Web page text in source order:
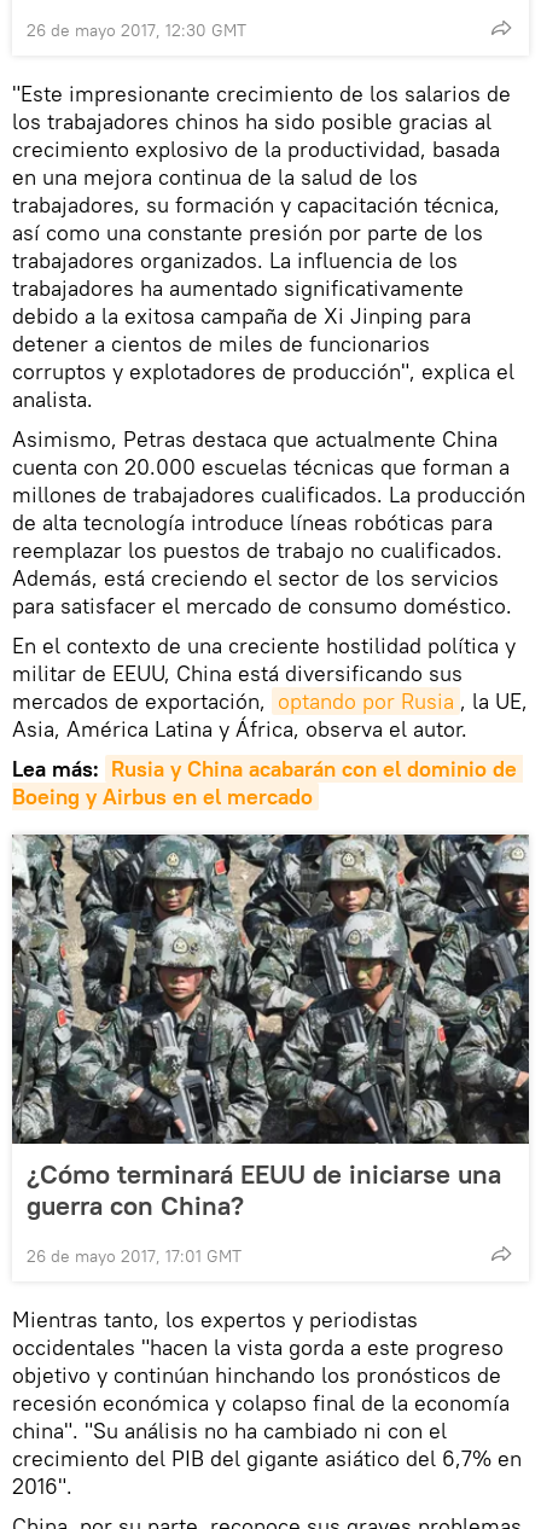
26 de mayo 2017, 12:30 GMT
"Este impresionante crecimiento de los salarios de
los trabajadores chinos ha sido posible gracias al
crecimiento explosivo de la productividad, basada
en una mejora continua de la salud de los
trabajadores, su formación y capacitación técnica,
así como una constante presión por parte de los
trabajadores organizados. La influencia de los
trabajadores ha aumentado significativamente
debido a la exitosa campaña de Xi Jinping para
detener a cientos de miles de funcionarios
corruptos y explotadores de producción", explica el
analista.
Asimismo, Petras destaca que actualmente China
cuenta con 20.000 escuelas técnicas que forman a
millones de trabajadores cualificados. La producción
de alta tecnología introduce líneas robóticas para
reemplazar los puestos de trabajo no cualificados.
Además, está creciendo el sector de los servicios
para satisfacer el mercado de consumo doméstico.
En el contexto de una creciente hostilidad política y
militar de EEUU, China está diversificando sus
mercados de exportación, optando por Rusia , la UE,
Asia, América Latina y África, observa el autor.
Lea más: Rusia y China acabarán con el dominio de
Boeing y Airbus en el mercado
¿Cómo terminará EEUU de iniciarse una
guerra con China?
26 de mayo 2017, 17:01 GMT
Mientras tanto, los expertos y periodistas
occidentales "hacen la vista gorda a este progreso
objetivo y continúan hinchando los pronósticos de
recesión económica y colapso final de la economía
china". "Su análisis no ha cambiado ni con el
crecimiento del PIB del gigante asiático del 6,7% en
2016".